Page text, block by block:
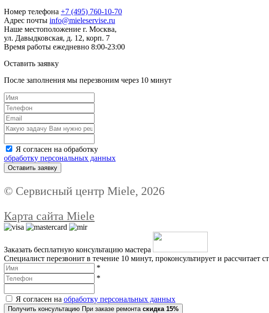
Номер телефона +7 (495) 760-10-70
Адрес почты info@mieleservise.ru
Наше местоположение г. Москва,
ул. Давыдковская, д. 12, корп. 7
Время работы eжедневно 8:00-23:00
Оставить заявку
После заполнения мы перезвоним через 10 минут
Я согласен на обработку
обработку персональных данных
Оставить заявку
© Сервисный центр Miele, 2026
Карта сайта Miele
Заказать бесплатную консультацию мастера
Специалист перезвонит в течение 10 минут, проконсультирует и рассчитает
*
*
Я согласен на обработку персональных данных
Получить консультацию При заказе ремонта скидка 15%